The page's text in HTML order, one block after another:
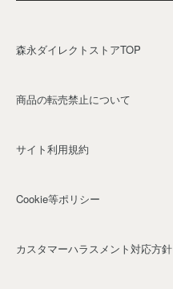
森永ダイレクトストアTOP
商品の転売禁止について
サイト利用規約
Cookie等ポリシー
カスタマーハラスメント対応方針